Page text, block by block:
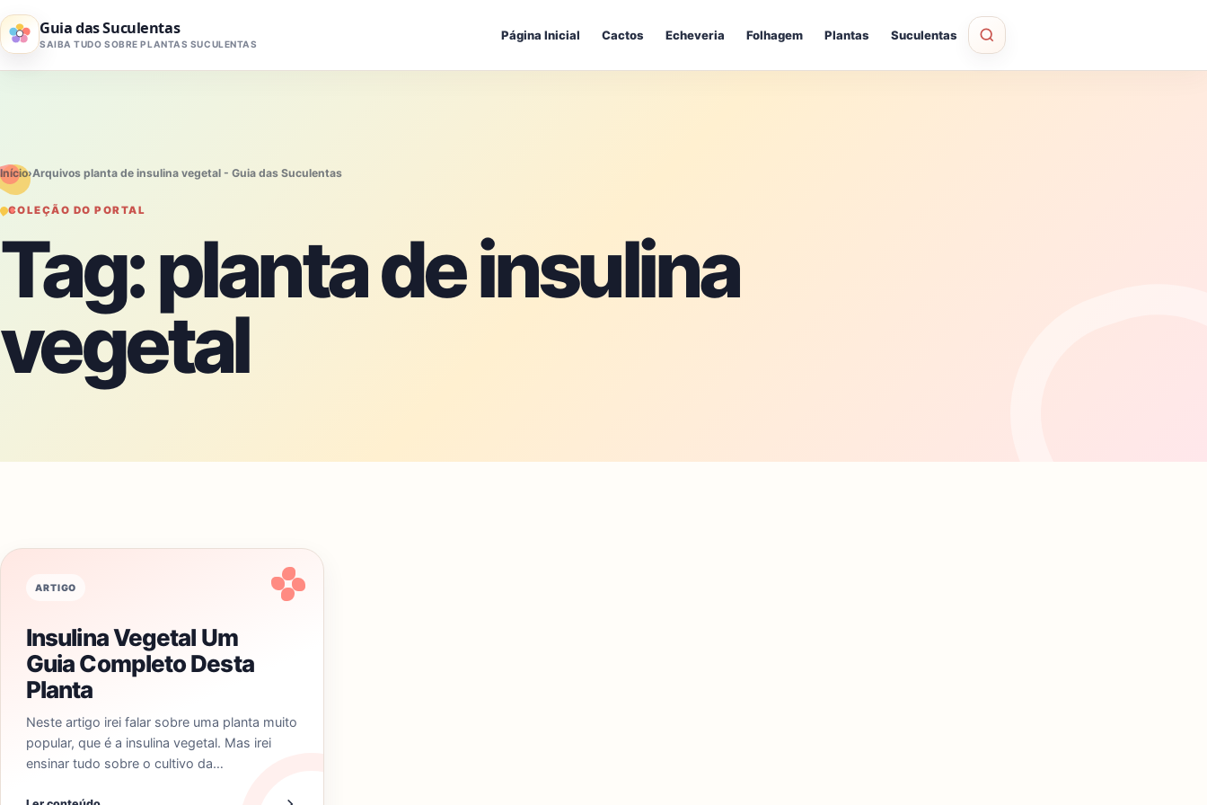
Pular para o conteúdo
Guia das Suculentas
SAIBA TUDO SOBRE PLANTAS SUCULENTAS
Página Inicial Cactos Echeveria Folhagem Plantas Suculentas
Início›Arquivos planta de insulina vegetal - Guia das Suculentas
COLEÇÃO DO PORTAL
Tag:planta de insulina
vegetal
ARTIGO
Insulina Vegetal Um
Guia Completo Desta
Planta
Neste artigo irei falar sobre uma planta muito
popular, que é a insulina vegetal. Mas irei
ensinar tudo sobre o cultivo da…